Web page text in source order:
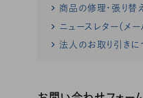
商品の修理・張り替
ニュースレター（メ
法人のお取り引き